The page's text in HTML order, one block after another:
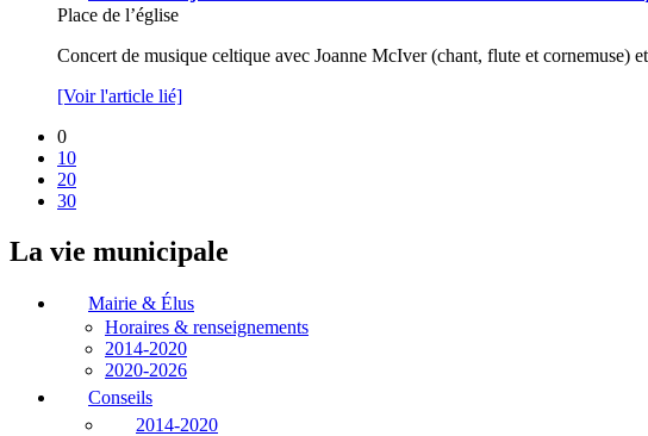
Place de l’église
Concert de musique celtique avec Joanne McIver (chant, flute et cornemuse)
[Voir l'article lié]
0
10
20
30
La vie municipale
Mairie & Élus
Horaires & renseignements
2014-2020
2020-2026
Conseils
2014-2020